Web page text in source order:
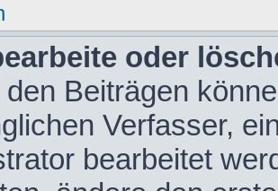
oder
Beiträgen
Verfasser,
bearbeitet